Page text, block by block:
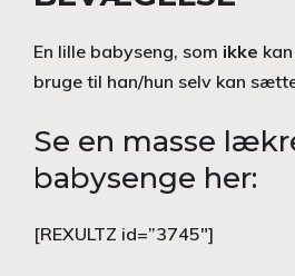
En lille babyseng, som ikke
bruge til han/hun selv kan
Se en masse
babysenge her:
[REXULTZ id=”3745″]